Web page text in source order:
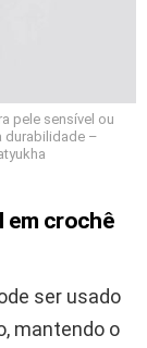
pele sensível ou
durabilidade –
em crochê
ser usado
mantendo o